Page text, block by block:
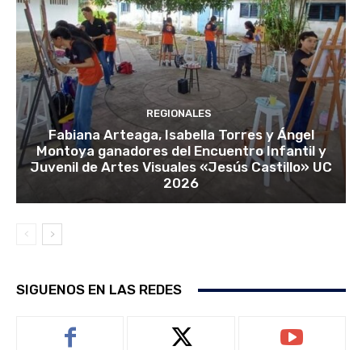
REGIONALES
Fabiana Arteaga, Isabella Torres y Ángel
Montoya ganadores del Encuentro Infantil y
Juvenil de Artes Visuales «Jesús Castillo» UC
2026
SIGUENOS EN LAS REDES